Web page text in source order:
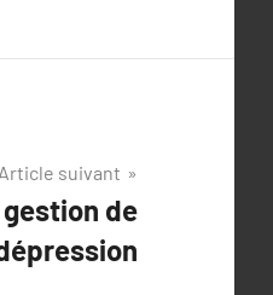
Article suivant
de